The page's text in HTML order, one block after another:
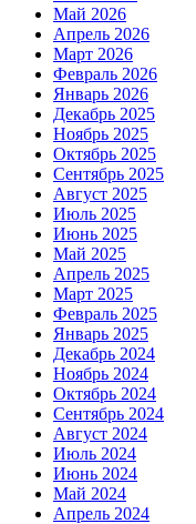
Май 2026
Апрель 2026
Март 2026
Февраль 2026
Январь 2026
Декабрь 2025
Ноябрь 2025
Октябрь 2025
Сентябрь 2025
Август 2025
Июль 2025
Июнь 2025
Май 2025
Апрель 2025
Март 2025
Февраль 2025
Январь 2025
Декабрь 2024
Ноябрь 2024
Октябрь 2024
Сентябрь 2024
Август 2024
Июль 2024
Июнь 2024
Май 2024
Апрель 2024